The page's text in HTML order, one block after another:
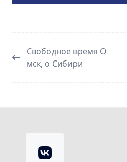
Свободное время О
мск, о Сибири